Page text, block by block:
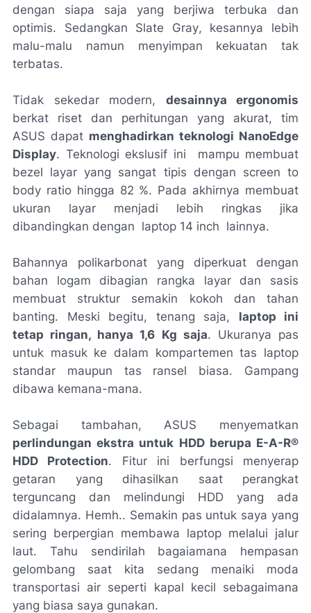
dengan siapa saja yang berjiwa terbuka dan
optimis. Sedangkan Slate Gray, kesannya lebih
malu-malu namun menyimpan kekuatan tak
terbatas.
Tidak sekedar modern, desainnya ergonomis
berkat riset dan perhitungan yang akurat, tim
ASUS dapat menghadirkan teknologi NanoEdge
Display. Teknologi ekslusif ini mampu membuat
bezel layar yang sangat tipis dengan screen to
body ratiohingga 82 %. Pada akhirnya membuat
ukuran layar menjadi lebih ringkas jika
dibandingkan dengan laptop 14 inch lainnya.
Bahannya polikarbonat yang diperkuat dengan
bahan logam dibagian rangka layar dan sasis
membuat struktur semakin kokoh dan tahan
banting. Meski begitu, tenang saja, laptop ini
tetap ringan, hanya 1,6 Kg saja. Ukuranya pas
untuk masuk ke dalam kompartemen tas laptop
standar maupun tas ransel biasa. Gampang
dibawa kemana-mana.
Sebagai tambahan, ASUS menyematkan
perlindungan ekstra untuk HDD berupa E-A-R®
HDD Protection. Fitur ini berfungsi menyerap
getaran yang dihasilkan saat perangkat
terguncang dan melindungi HDD yang ada
didalamnya. Hemh.. Semakin pas untuk saya yang
sering berpergian membawa laptop melalui jalur
laut. Tahu sendirilah bagaiamana hempasan
gelombang saat kita sedang menaiki moda
transportasi air seperti kapal kecil sebagaimana
yang biasa saya gunakan.